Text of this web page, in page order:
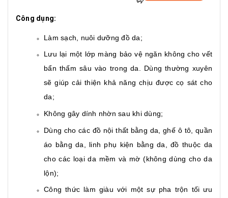
Công dụng:
Làm sạch, nuôi dưỡng đồ da;
Lưu lại một lớp màng bảo vệ ngăn không cho vết
bẩn thấm sâu vào trong da. Dùng thường xuyên
sẽ giúp cải thiện khả năng chịu được cọ sát cho
da;
Không gây dính nhờn sau khi dùng;
Dùng cho các đồ nội thất bằng da, ghế ô tô, quần
áo bằng da, linh phụ kiện bằng da, đồ thuộc da
cho các loại da mềm và mờ (không dùng cho da
lộn);
Công thức làm giàu với một sự pha trộn tối ưu